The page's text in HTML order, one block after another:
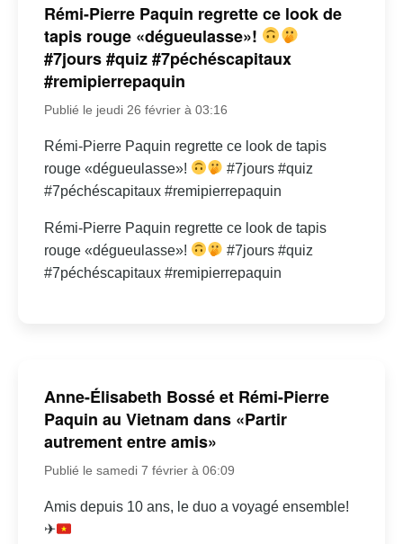
Rémi-Pierre Paquin regrette ce look de
tapis rouge «dégueulasse»!
#7jours #quiz #7péchéscapitaux
#remipierrepaquin
Publié le jeudi 26 février à 03:16
Rémi-Pierre Paquin regrette ce look de tapis
rouge «dégueulasse»!
#7jours #quiz
#7péchéscapitaux #remipierrepaquin
Rémi-Pierre Paquin regrette ce look de tapis
rouge «dégueulasse»!
#7jours #quiz
#7péchéscapitaux #remipierrepaquin
Anne-Élisabeth Bossé et Rémi-Pierre
Paquin au Vietnam dans «Partir
autrement entre amis»
Publié le samedi 7 février à 06:09
Amis depuis 10 ans, le duo a voyagé ensemble!
✈